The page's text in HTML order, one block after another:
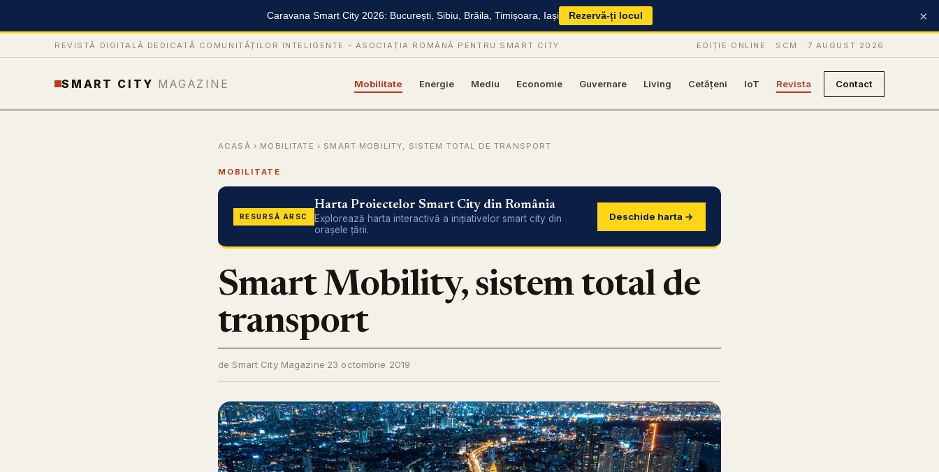
Caravana Smart City 2026: București, Sibiu, Brăila, Timișoara, Iași Rezervă-ți locul ×
REVISTĂ DIGITALĂ DEDICATĂ COMUNITĂȚILOR INTELIGENTE - ASOCIAȚIA ROMÂNĂ PENTRU SMART CITY EDIȚIE ONLINE · SCM · 7 AUGUST 2026
SMART CITY MAGAZINE Mobilitate Energie Mediu Economie Guvernare Living Cetățeni IoT Revista Contact
ACASĂ › MOBILITATE › SMART MOBILITY, SISTEM TOTAL DE TRANSPORT
MOBILITATE
RESURSĂ ARSC
Harta Proiectelor Smart City din România
Explorează harta interactivă a inițiativelor smart city din
orașele țării.
Deschide harta →
Smart Mobility, sistem total de
transport
de Smart City Magazine·23 octombrie 2019